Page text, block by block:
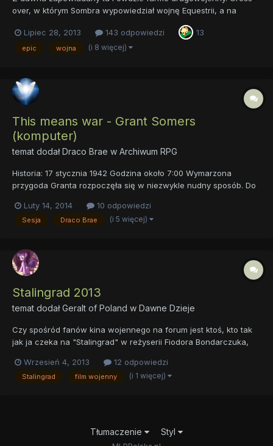
over, w którym Sombra wypowiedział wojnę Equestrii, a na
Tygrysy. Takie jest uniwersum, nad którym aktualnie pracuję.
Zostanie opublikowane w powieści "Kryształowe Oblężenie...
Lipiec 28, 2013 143 odpowiedzi 13
epic wojna (i 8 więcej)
This means war - Grant Somers
(komputer)
temat dodałDraco Brae w Archiwum RPG
Historia: 17 stycznia 1942 Godzina około 7:00 Wymarzona
przygoda Granta rozpoczęła się w niezwykle nudny sposób. Do
ziewanie. Mimo to był on podniecony faktem, iż wkrótce jego
marzenie się ziści. Podróżując razem ze swoją dywi...
Luty 14, 2014 10 odpowiedzi
Sesja Draco Brae (i 5 więcej)
Stalingrad 2013
temat dodałGeralt of Poland w Dawne Dzieje
Czy spośród fanów kina wojennego na forum jest ktoś, kto tak
jak ja czeka na "Stalingrad" w reżyserii Fiodora Bondarczuka,
http://www.youtube.com/watch?v=_Da3EgZUA0Y&feature=share
http://www.youtube.com/watch?v=25DxhVBW8h4 Jako że
Wrzesień 4, 2013 12 odpowiedzi
Stalingrad film wojenny (i 1 więcej)
Tłumaczenie Styl